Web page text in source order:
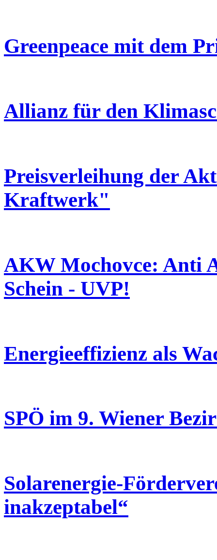
Greenpeace mit dem
Allianz für den
Preisverleihung der
Kraftwerk"
AKW Mochovce: Anti
Schein - UVP!
Energieeffizienz als
SPÖ im 9. Wiener
Solarenergie-
inakzeptabel“